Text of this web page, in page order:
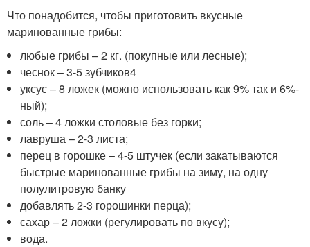
Что понадобится, чтобы приготовить вкусные
маринованные грибы:
любые грибы – 2 кг. (покупные или лесные);
чеснок – 3-5 зубчиков4
уксус – 8 ложек (можно использовать как 9% так и 6%-
ный);
соль – 4 ложки столовые без горки;
лавруша – 2-3 листа;
перец в горошке – 4-5 штучек (если закатываются
быстрые маринованные грибы на зиму, на одну
полулитровую банку
добавлять 2-3 горошинки перца);
сахар – 2 ложки (регулировать по вкусу);
вода.